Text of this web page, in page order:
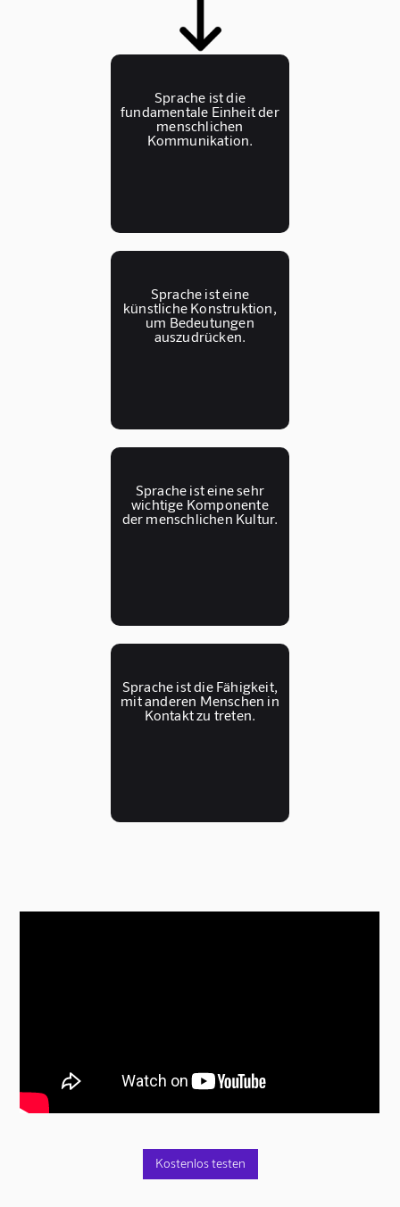
Sprache ist die
fundamentale Einheit der
menschlichen
Kommunikation.
Sprache ist eine
künstliche Konstruktion,
um Bedeutungen
auszudrücken.
Sprache ist eine sehr
wichtige Komponente
der menschlichen Kultur.
Sprache ist die Fähigkeit,
mit anderen Menschen in
Kontakt zu treten.
Kostenlos testen